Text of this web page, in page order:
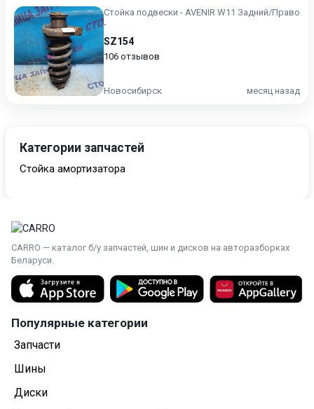
Стойка подвески - AVENIR W11 Задний/Право
-
SZ154
106 отзывов
Новосибирск месяц назад
Категории запчастей
Стойка амортизатора
CARRO — каталог б/у запчастей, шин и дисков на авторазборках
Беларуси.
Популярные категории
Запчасти
Шины
Диски